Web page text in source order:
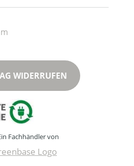
WIDERRUFEN
Fachhändler von